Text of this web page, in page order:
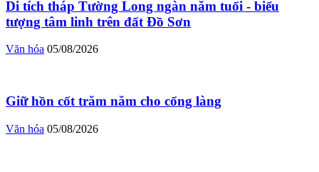
Di tích tháp Tường Long ngàn năm tuổi - biểu
tượng tâm linh trên đất Đồ Sơn
Văn hóa 05/08/2026
Giữ hồn cốt trăm năm cho cổng làng
Văn hóa 05/08/2026